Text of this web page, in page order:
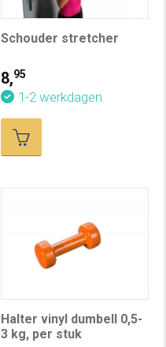
Schouder stretcher
8,95
1-2 werkdagen
Halter vinyl dumbell 0,5-
3 kg, per stuk